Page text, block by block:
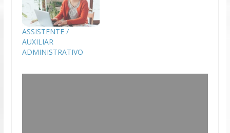
ASSISTENTE /
AUXILIAR
ADMINISTRATIVO